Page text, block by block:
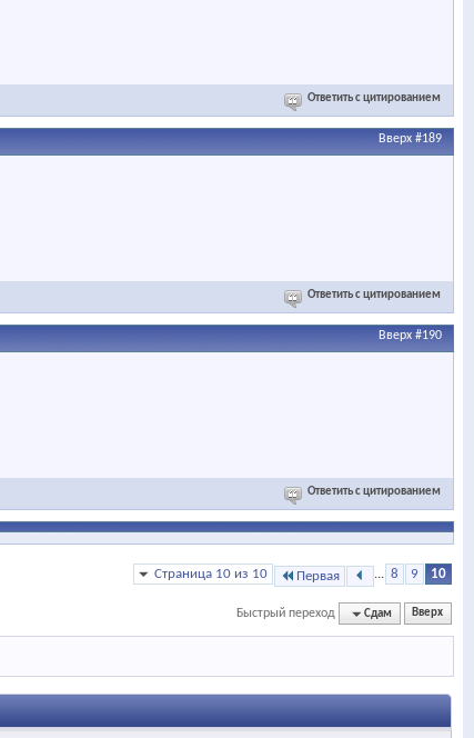
Ответить с цитированием
Вверх #189
Ответить с цитированием
Вверх #190
Ответить с цитированием
Страница 10 из 10 Первая 8 9 10
Быстрый переход Сдам Вверх